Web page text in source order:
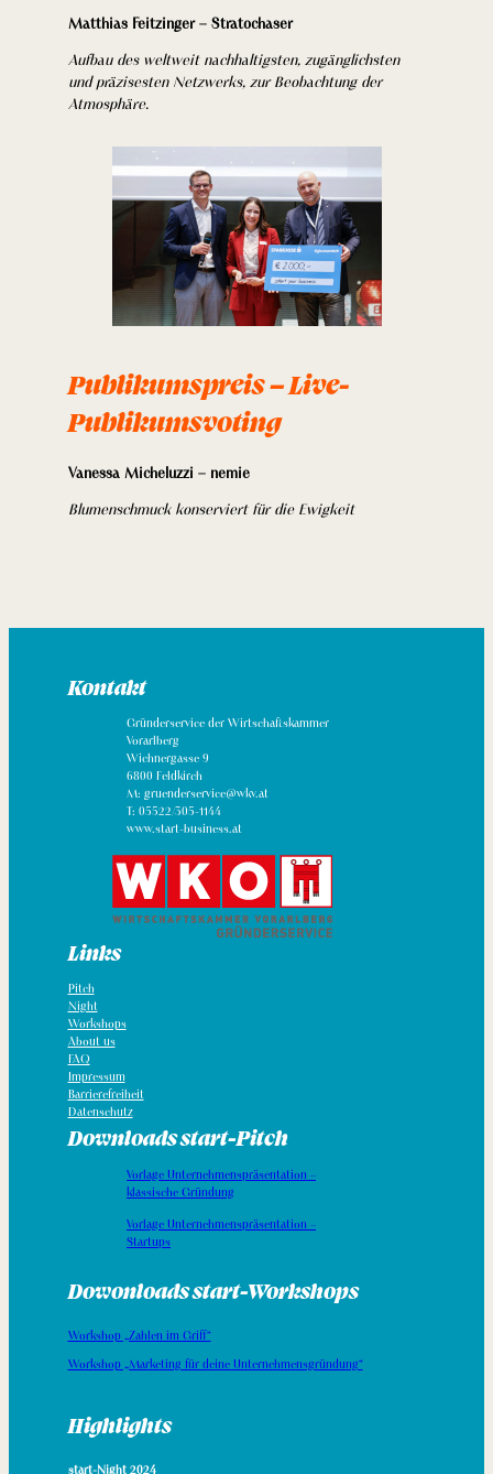
Matthias Feitzinger – Stratochaser
Aufbau des weltweit nachhaltigsten, zugänglichsten
und präzisesten Netzwerks, zur Beobachtung der
Atmosphäre.
Publikumspreis – Live-
Publikumsvoting
Vanessa Micheluzzi – nemie
Blumenschmuck konserviert für die Ewigkeit
Kontakt
Gründerservice der Wirtschaftskammer
Vorarlberg
Wichnergasse 9
6800 Feldkirch
M: gruenderservice@wkv.at
T: 05522/305-1144
www.start-business.at
Links
Pitch
Night
Workshops
About us
FAQ
Impressum
Barrierefreiheit
Datenschutz
Downloads start-Pitch
Vorlage Unternehmenspräsentation –
klassische Gründung
Vorlage Unternehmenspräsentation –
Startups
Dowonloads start-Workshops
Workshop „Zahlen im Griff“
Workshop „Marketing für deine Unternehmensgründung“
Highlights
start-Night 2024